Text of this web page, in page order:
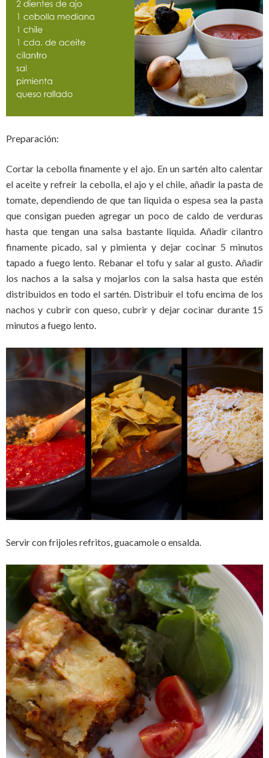
Preparación:
Cortar la cebolla finamente y el ajo. En un sartén alto calentar
el aceite y refreír la cebolla, el ajo y el chile, añadir la pasta de
tomate, dependiendo de que tan liquida o espesa sea la pasta
que consigan pueden agregar un poco de caldo de verduras
hasta que tengan una salsa bastante liquida. Añadir cilantro
finamente picado, sal y pimienta y dejar cocinar 5 minutos
tapado a fuego lento. Rebanar el tofu y salar al gusto. Añadir
los nachos a la salsa y mojarlos con la salsa hasta que estén
distribuidos en todo el sartén. Distribuir el tofu encima de los
nachos y cubrir con queso, cubrir y dejar cocinar durante 15
minutos a fuego lento.
Servir con frijoles refritos, guacamole o ensalda.